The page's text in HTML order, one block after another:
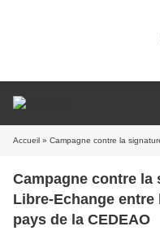
Accueil » Campagne contre la signature de
Campagne contre la
Libre-Echange entre
pays de la CEDEAO